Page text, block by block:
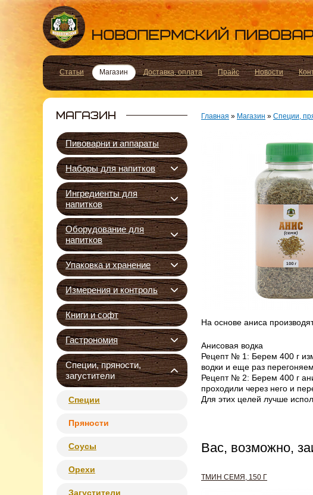
Статьи Магазин Доставка, оплата Прайс Новости
Пивоварни и аппараты
Наборы для напитков
Ингредиенты для
напитков
Оборудование для
напитков
Упаковка и хранение
Измерения и контроль
Книги и софт
Гастрономия
Специи, пряности,
загустители
Специи
Пряности
Соусы
Орехи
Загустители
Главная » Магазин » Специи,
На основе аниса
Анисовая водка
Рецепт № 1: Берем 400 г
водки и еще раз перегоняем.
Рецепт № 2: Берем 400 г
проходили через него и
Для этих целей лучше
Вас, возможно,
ТМИН СЕМЯ, 150 Г